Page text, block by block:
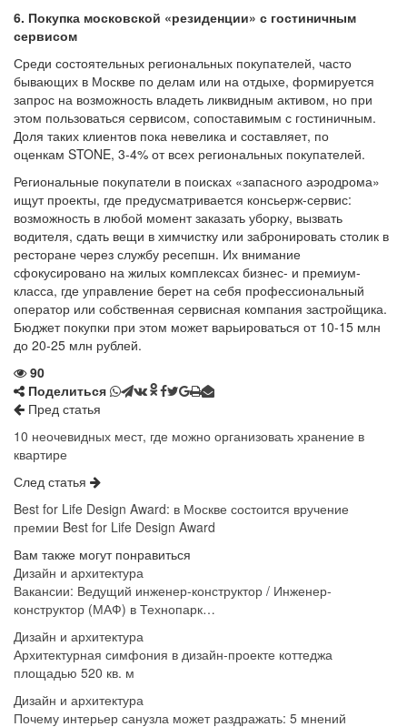
6. Покупка московской «резиденции» с гостиничным
сервисом
Среди состоятельных региональных покупателей, часто
бывающих в Москве по делам или на отдыхе, формируется
запрос на возможность владеть ликвидным активом, но при
этом пользоваться сервисом, сопоставимым с гостиничным.
Доля таких клиентов пока невелика и составляет, по
оценкам STONE, 3-4% от всех региональных покупателей.
Региональные покупатели в поисках «запасного аэродрома»
ищут проекты, где предусматривается консьерж-сервис:
возможность в любой момент заказать уборку, вызвать
водителя, сдать вещи в химчистку или забронировать столик в
ресторане через службу ресепшн. Их внимание
сфокусировано на жилых комплексах бизнес- и премиум-
класса, где управление берет на себя профессиональный
оператор или собственная сервисная компания застройщика.
Бюджет покупки при этом может варьироваться от 10-15 млн
до 20-25 млн рублей.
90
Поделиться
Пред статья
10 неочевидных мест, где можно организовать хранение в
квартире
След статья
Best for Life Design Award: в Москве состоится вручение
премии Best for Life Design Award
Вам также могут понравиться
Дизайн и архитектура
Вакансии: Ведущий инженер-конструктор / Инженер-
конструктор (МАФ) в Технопарк…
Дизайн и архитектура
Архитектурная симфония в дизайн-проекте коттеджа
площадью 520 кв. м
Дизайн и архитектура
Почему интерьер санузла может раздражать: 5 мнений